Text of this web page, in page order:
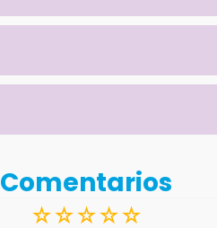
Comentarios
☆☆☆☆☆